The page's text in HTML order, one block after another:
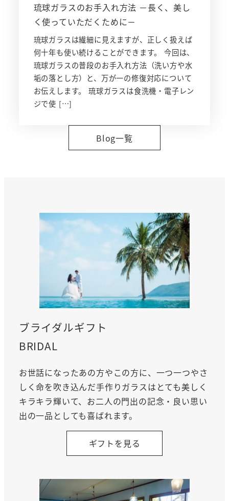
琉球ガラスのお手入れ方法 －長く、美し
く使っていただくために－
琉球ガラスは繊細に見えますが、正しく扱えば
何十年も使い続けることができます。 今回は、
琉球ガラスの普段のお手入れ方法（洗い方や水
垢の落とし方）と、万が一の修復対応について
お伝えします。 琉球ガラスは食洗機・電子レン
ジで使 […]
Blog一覧
ブライダルギフト
BRIDAL
お世話になったあの方やこの方に、一つ一つやさ
しく命を吹き込んだ手作りガラスはとても美しく
キラキラ輝いて、お二人の門出の記念・良い思い
出の一品としても喜ばれます。
ギフトを見る